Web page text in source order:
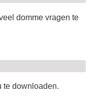
domme vragen te
te downloaden.